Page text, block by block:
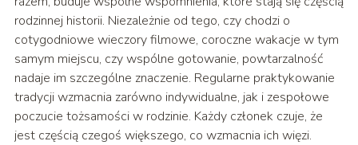
rodzinnej historii. Niezależnie od tego, czy chodzi o
cotygodniowe wieczory filmowe, coroczne wakacje w tym
samym miejscu, czy wspólne gotowanie, powtarzalność
nadaje im szczególne znaczenie. Regularne praktykowanie
tradycji wzmacnia zarówno indywidualne, jak i zespołowe
poczucie tożsamości w rodzinie. Każdy członek czuje, że
jest częścią czegoś większego, co wzmacnia ich więzi.